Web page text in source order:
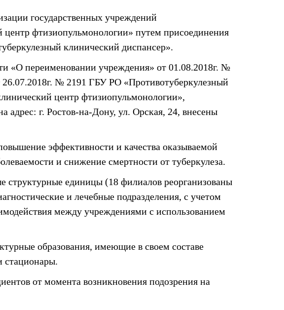
государственных учреждений
фтизиопульмонологии» путем присоединения
клинический диспансер».
«О переименовании учреждения» от 01.08.2018г. №
№ 2191 ГБУ РО «Противотуберкулезный
центр фтизиопульмонологии»,
адрес: г. Ростов-на-Дону, ул. Орская, 24, внесены
эффективности и качества оказываемой
и снижение смертности от туберкулеза.
структурные единицы (18 филиалов реорганизованы
и лечебные подразделения, с учетом
между учреждениями с использованием
образования, имеющие в своем составе
стационары.
от момента возникновения подозрения на